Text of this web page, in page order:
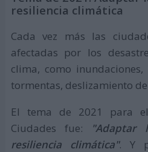
resiliencia climática
Cada vez más las
afectadas por los
clima, como
tormentas, deslizamiento
El tema de 2021 para
Ciudades fue:
"Adaptar
resiliencia climática". Y